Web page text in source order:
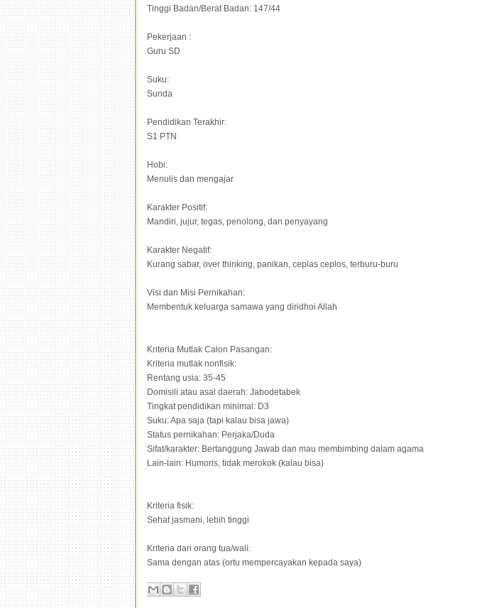
Tinggi Badan/Berat Badan: 147/44
Pekerjaan :
Guru SD
Suku:
Sunda
Pendidikan Terakhir:
S1 PTN
Hobi:
Menulis dan mengajar
Karakter Positif:
Mandiri, jujur, tegas, penolong, dan penyayang
Karakter Negatif:
Kurang sabar, over thinking, panikan, ceplas ceplos, terburu-buru
Visi dan Misi Pernikahan:
Membentuk keluarga samawa yang diridhoi Allah
Kriteria Mutlak Calon Pasangan:
Kriteria mutlak nonfisik:
Rentang usia: 35-45
Domisili atau asal daerah: Jabodetabek
Tingkat pendidikan minimal: D3
Suku: Apa saja (tapi kalau bisa jawa)
Status pernikahan: Perjaka/Duda
Sifat/karakter: Bertanggung Jawab dan mau membimbing dalam agama
Lain-lain: Humoris, tidak merokok (kalau bisa)
Kriteria fisik:
Sehat jasmani, lebih tinggi
Kriteria dari orang tua/wali:
Sama dengan atas (ortu mempercayakan kepada saya)